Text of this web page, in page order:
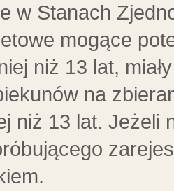
w Stanach
mogące
niż 13 lat,
na
niż 13 lat. Jeżeli